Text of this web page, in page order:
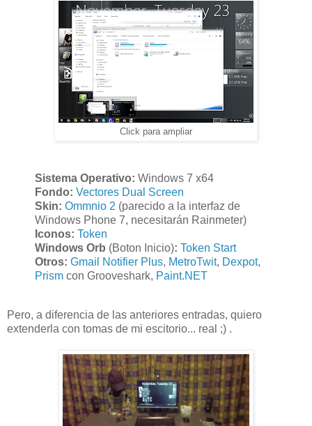
Click para ampliar
Sistema Operativo: Windows 7 x64
Fondo: Vectores Dual Screen
Skin: Ommnio 2 (parecido a la interfaz de
Windows Phone 7, necesitarán Rainmeter)
Iconos: Token
Windows Orb (Boton Inicio): Token Start
Otros: Gmail Notifier Plus, MetroTwit, Dexpot,
Prism con Grooveshark, Paint.NET
Pero, a diferencia de las anteriores entradas, quiero
extenderla con tomas de mi escitorio... real ;) .